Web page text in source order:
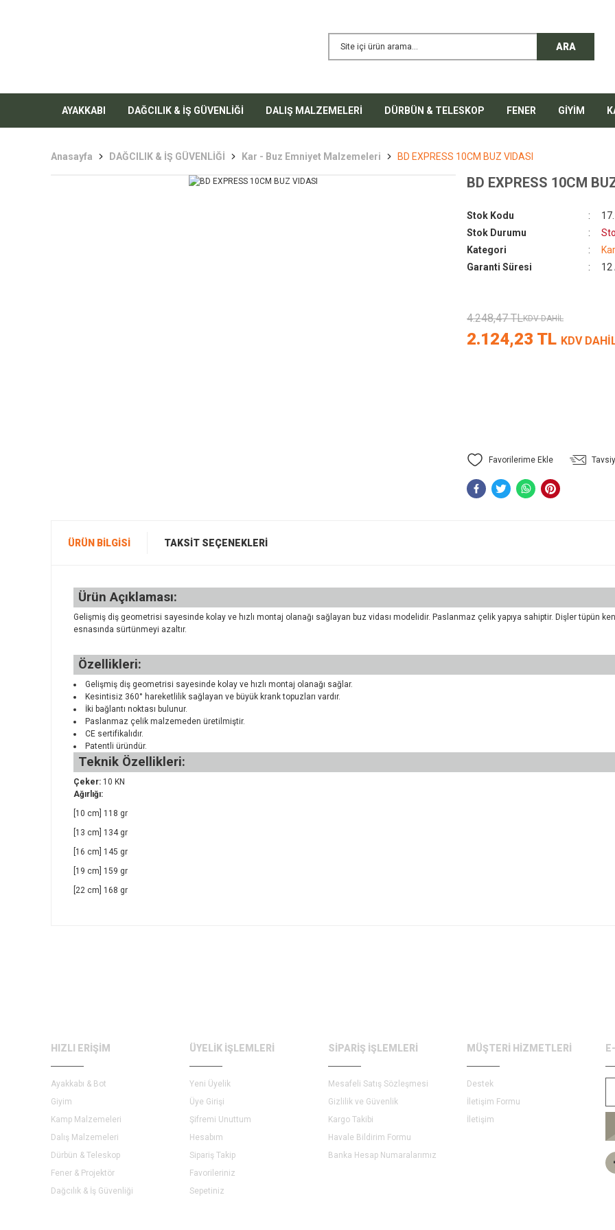
ARA
AYAKKABI DAĞCILIK & İŞ GÜVENLİĞİ DALIŞ MALZEMELERİ DÜRBÜN & TELESKOP FENER GİYİM
Anasayfa DAĞCILIK & İŞ GÜVENLİĞİ Kar - Buz Emniyet Malzemeleri BD EXPRESS 10CM BUZ VIDASI
BD EXPRESS 10CM
Stok Kodu
Stok Durumu
Kategori
Garanti Süresi
12
2.124,23 TL KDV
4.248,47 TLKDV DAHİL
ÜRÜN BILGISI TAKSIT SEÇENEKLERI
Ürün Açıklaması:
Gelişmiş diş geometrisi sayesinde kolay ve hızlı montaj olanağı sağlayan buz vidası modelidir. Paslanmaz çelik yapıya sahiptir. Dişler tüpün
esnasında sürtünmeyi azaltır.
Özellikleri:
Gelişmiş diş geometrisi sayesinde kolay ve hızlı montaj olanağı sağlar.
Kesintisiz 360° hareketlilik sağlayan ve büyük krank topuzları vardır.
İki bağlantı noktası bulunur.
Paslanmaz çelik malzemeden üretilmiştir.
CE sertifikalıdır.
Patentli üründür.
Teknik Özellikleri:
Çeker: 10 KN
Ağırlığı:
[10 cm] 118 gr
[13 cm] 134 gr
[16 cm] 145 gr
[19 cm] 159 gr
[22 cm] 168 gr
HIZLI ERİŞİM
Ayakkabı & Bot
Giyim
Kamp Malzemeleri
Dalış Malzemeleri
Dürbün & Teleskop
Fener & Projektör
Dağcılık & İş Güvenliği
ÜYELİK İŞLEMLERİ
Yeni Üyelik
Üye Girişi
Şifremi Unuttum
Hesabım
Sipariş Takip
Favorileriniz
Sepetiniz
SİPARİŞ İŞLEMLERİ
Mesafeli Satış Sözleşmesi
Gizlilik ve Güvenlik
Kargo Takibi
Havale Bildirim Formu
Banka Hesap Numaralarımız
MÜŞTERİ HİZMETLERİ
Destek
İletişim Formu
İletişim